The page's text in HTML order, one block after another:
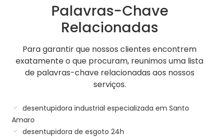
Palavras-Chave
Relacionadas
Para garantir que nossos clientes encontrem
exatamente o que procuram, reunimos uma lista
de palavras-chave relacionadas aos nossos
serviços.
desentupidora industrial especializada em Santo
Amaro
desentupidora de esgoto 24h